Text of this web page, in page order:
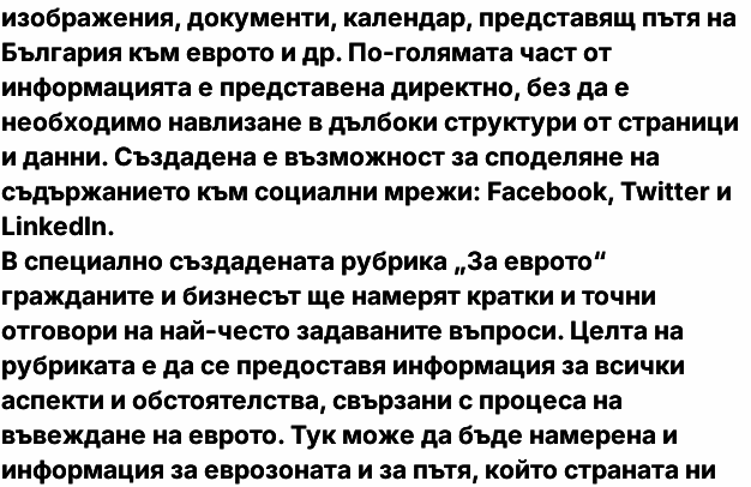
изображения, документи, календар, представящ пътя на
България към еврото и др. По-голямата част от
информацията е представена директно, без да е
необходимо навлизане в дълбоки структури от страници
и данни. Създадена е възможност за споделяне на
съдържанието към социални мрежи: Facebook, Twitter и
LinkedIn.
В специално създадената рубрика „За еврото“
гражданите и бизнесът ще намерят кратки и точни
отговори на най-често задаваните въпроси. Целта на
рубриката е да се предоставя информация за всички
аспекти и обстоятелства, свързани с процеса на
въвеждане на еврото. Тук може да бъде намерена и
информация за еврозоната и за пътя, който страната ни